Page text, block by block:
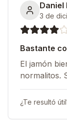
Daniel
3 de
Bastante
El jamón
normalitos.
¿Te resultó